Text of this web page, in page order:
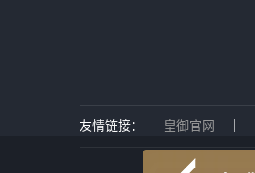
友情链接： 皇御官网